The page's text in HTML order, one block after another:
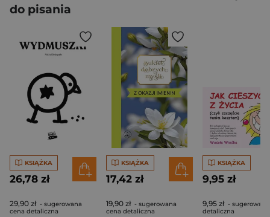
do pisania
KSIĄŻKA
26,78 zł
29,90 zł - sugerowana
cena detaliczna
KSIĄŻKA
17,42 zł
19,90 zł - sugerowana
cena detaliczna
KSIĄŻKA
9,95 zł
9,95 zł -
detaliczna